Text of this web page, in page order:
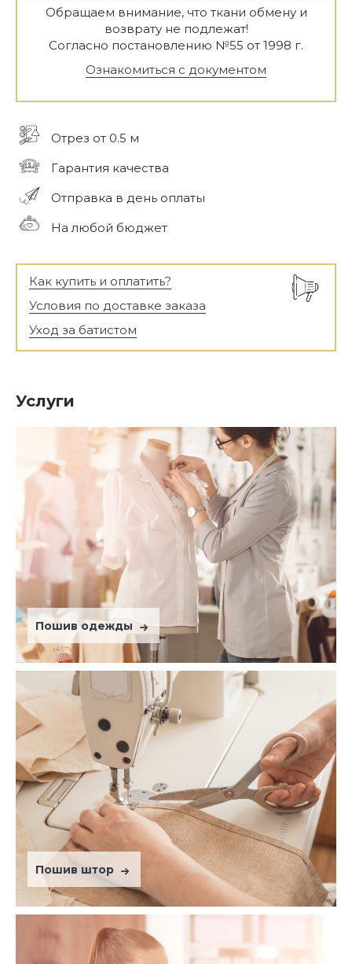
Обращаем внимание, что ткани обмену и
возврату не подлежат!
Согласно постановлению №55 от 1998 г.
Ознакомиться с документом
Отрез от 0.5 м
Гарантия качества
Отправка в день оплаты
На любой бюджет
Как купить и оплатить?
Условия по доставке заказа
Уход за батистом
Услуги
Пошив одежды
Пошив штор